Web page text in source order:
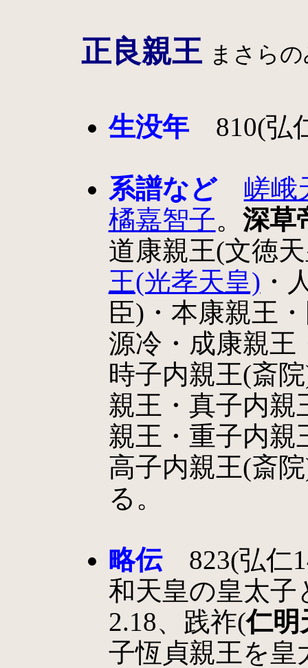
正良親王 まさら
生没年810(弘
系譜など
嵯峨
橘嘉智子。 深草
道康親王(文徳
王(光孝天皇) ・
臣)・本康親王
源冷・成康親王
時子内親王(斎
親王・真子内親
親王・重子内親
高子内親王(斎
る。
略伝823(弘仁
和天皇の皇太子
2.18、践祚(仁明
子恆貞親王を皇